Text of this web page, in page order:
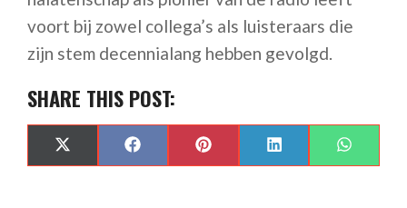
voort bij zowel collega’s als luisteraars die
zijn stem decennialang hebben gevolgd.
SHARE THIS POST:
(TWITTER)
FACEBOOK PINTEREST LINKEDIN